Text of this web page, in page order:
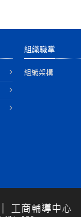
組織職掌
組織架構